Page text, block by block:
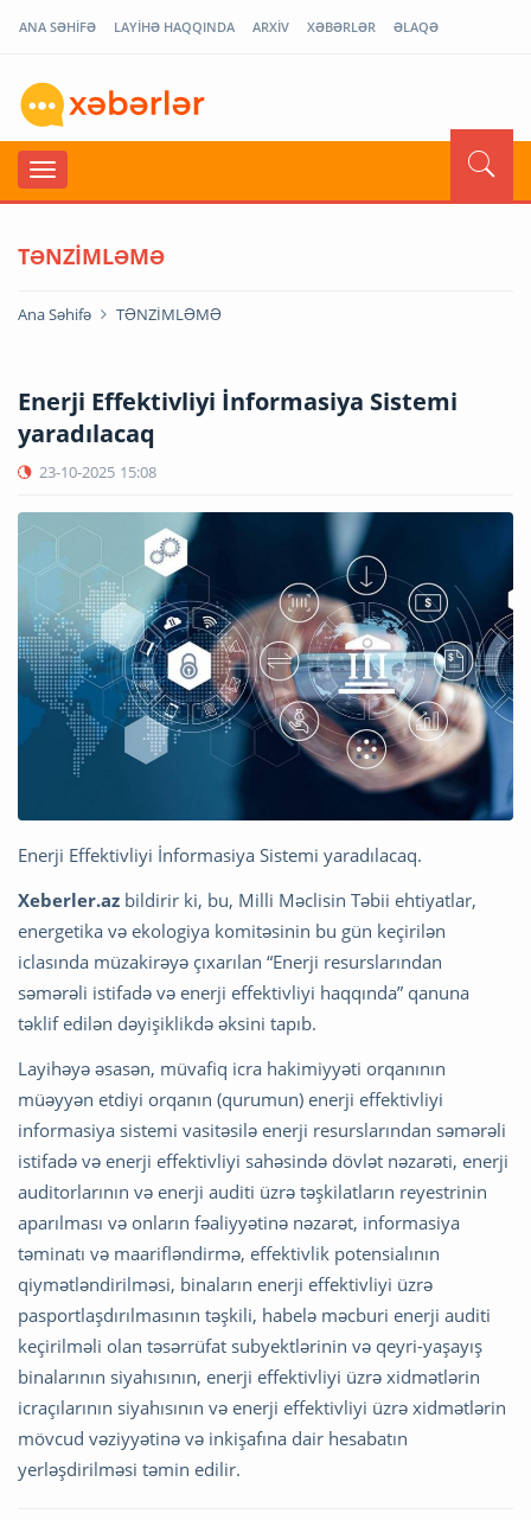
ANA SƏHİFƏ LAYİHƏ HAQQINDA ARXİV XƏBƏRLƏR ƏLAQƏ
TƏNZİMLƏMƏ
Ana Səhifə TƏNZİMLƏMƏ
Enerji Effektivliyi İnformasiya Sistemi
yaradılacaq
23-10-2025 15:08
Enerji Effektivliyi İnformasiya Sistemi yaradılacaq.
Xeberler.az bildirir ki, bu, Milli Məclisin Təbii ehtiyatlar,
energetika və ekologiya komitəsinin bu gün keçirilən
iclasında müzakirəyə çıxarılan “Enerji resurslarından
səmərəli istifadə və enerji effektivliyi haqqında” qanuna
təklif edilən dəyişiklikdə əksini tapıb.
Layihəyə əsasən, müvafiq icra hakimiyyəti orqanının
müəyyən etdiyi orqanın (qurumun) enerji effektivliyi
informasiya sistemi vasitəsilə enerji resurslarından səmərəli
istifadə və enerji effektivliyi sahəsində dövlət nəzarəti, enerji
auditorlarının və enerji auditi üzrə təşkilatların reyestrinin
aparılması və onların fəaliyyətinə nəzarət, informasiya
təminatı və maarifləndirmə, effektivlik potensialının
qiymətləndirilməsi, binaların enerji effektivliyi üzrə
pasportlaşdırılmasının təşkili, habelə məcburi enerji auditi
keçirilməli olan təsərrüfat subyektlərinin və qeyri-yaşayış
binalarının siyahısının, enerji effektivliyi üzrə xidmətlərin
icraçılarının siyahısının və enerji effektivliyi üzrə xidmətlərin
mövcud vəziyyətinə və inkişafına dair hesabatın
yerləşdirilməsi təmin edilir.